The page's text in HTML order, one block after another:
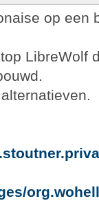
op een
LibreWolf